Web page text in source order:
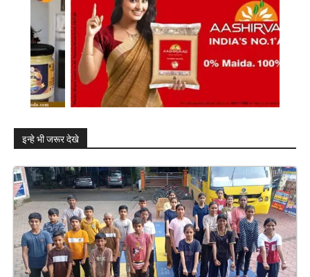
इन्हे भी जरूर देखे